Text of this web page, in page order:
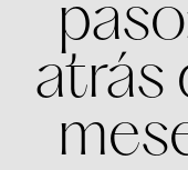
atrás